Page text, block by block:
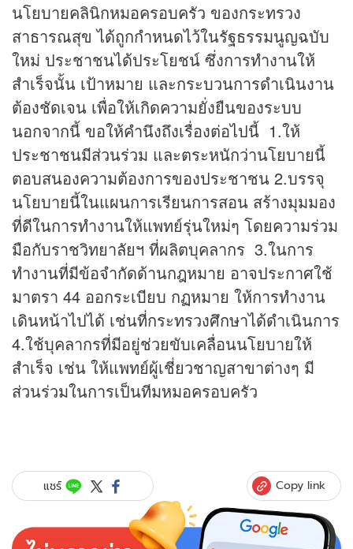
นโยบายคลินิกหมอครอบครัว ของกระทรวง
สาธารณสุข ได้ถูกกำหนดไว้ในรัฐธรรมนูญฉบับ
ใหม่ ประชาชนได้ประโยชน์ ซึ่งการทำงานให้
สำเร็จนั้น เป้าหมาย และกระบวนการดำเนินงาน
ต้องชัดเจน เพื่อให้เกิดความยั่งยืนของระบบ
นอกจากนี้ ขอให้คำนึงถึงเรื่องต่อไปนี้ 1.ให้
ประชาชนมีส่วนร่วม และตระหนักว่านโยบายนี้
ตอบสนองความต้องการของประชาชน 2.บรรจุ
นโยบายนี้ในแผนการเรียนการสอน สร้างมุมมอง
ที่ดีในการทำงานให้แพทย์รุ่นใหม่ๆ โดยความร่วม
มือกับราชวิทยาลัยฯ ที่ผลิตบุคลากร 3.ในการ
ทำงานที่มีข้อจำกัดด้านกฎหมาย อาจประกาศใช้
มาตรา 44 ออกระเบียบ กฏหมาย ให้การทำงาน
เดินหน้าไปได้ เช่นที่กระทรวงศึกษาได้ดำเนินการ
4.ใช้บุคลากรที่มีอยู่ช่วยขับเคลื่อนนโยบายให้
สำเร็จ เช่น ให้แพทย์ผู้เชี่ยวชาญสาขาต่างๆ มี
ส่วนร่วมในการเป็นทีมหมอครอบครัว
แชร์ Copy link